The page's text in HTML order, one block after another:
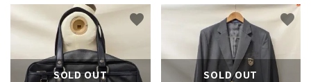
SOLD OUT
favorite
SOLD OUT
favorite